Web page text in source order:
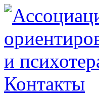
Контакты